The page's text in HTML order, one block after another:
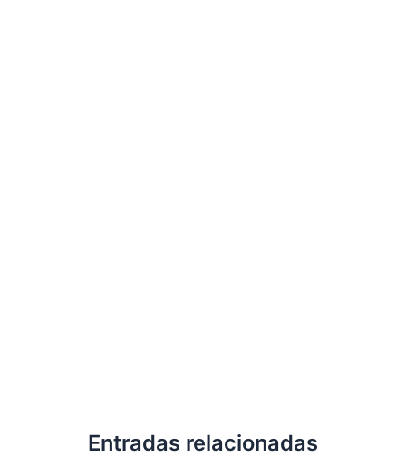
Entradas relacionadas